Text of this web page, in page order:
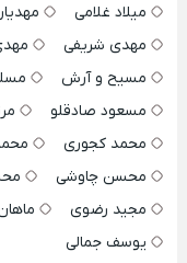
میلاد غلامی
مهدیار
مهدی شریفی
مسیح و آرش
مسعود صادقلو
محمد کجوری
محسن چاوشی
مجید رضوی
یوسف جمالی